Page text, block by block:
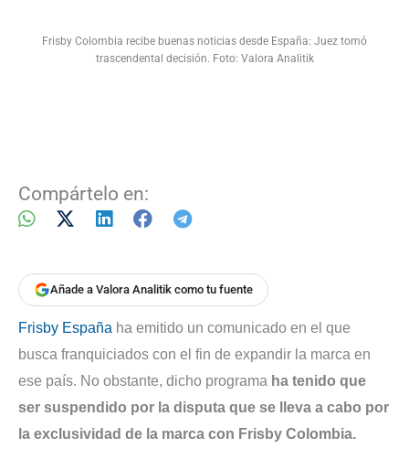
Frisby Colombia recibe buenas noticias desde España: Juez tomó
trascendental decisión. Foto: Valora Analitik
Compártelo en:
Añade a Valora Analitik como tu fuente
Frisby España ha emitido un comunicado en el que
busca franquiciados con el fin de expandir la marca en
ese país. No obstante, dicho programa ha tenido que
ser suspendido por la disputa que se lleva a cabo por
la exclusividad de la marca con Frisby Colombia.